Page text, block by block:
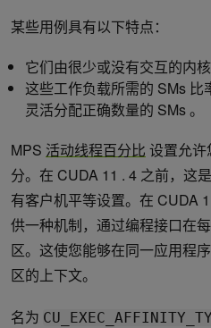
某些用例具有以下特点：
它们由很少或没有交互的内
这些工作负载所需的 SMs
灵活分配正确数量的 SMs 。
MPS 活动线程百分比 设置允许
分。在 CUDA 11 . 4 之前，这
有客户机平等设置。在 CUDA
供一种机制，通过编程接口在
区。这使您能够在同一应用程
区的上下文。
名为